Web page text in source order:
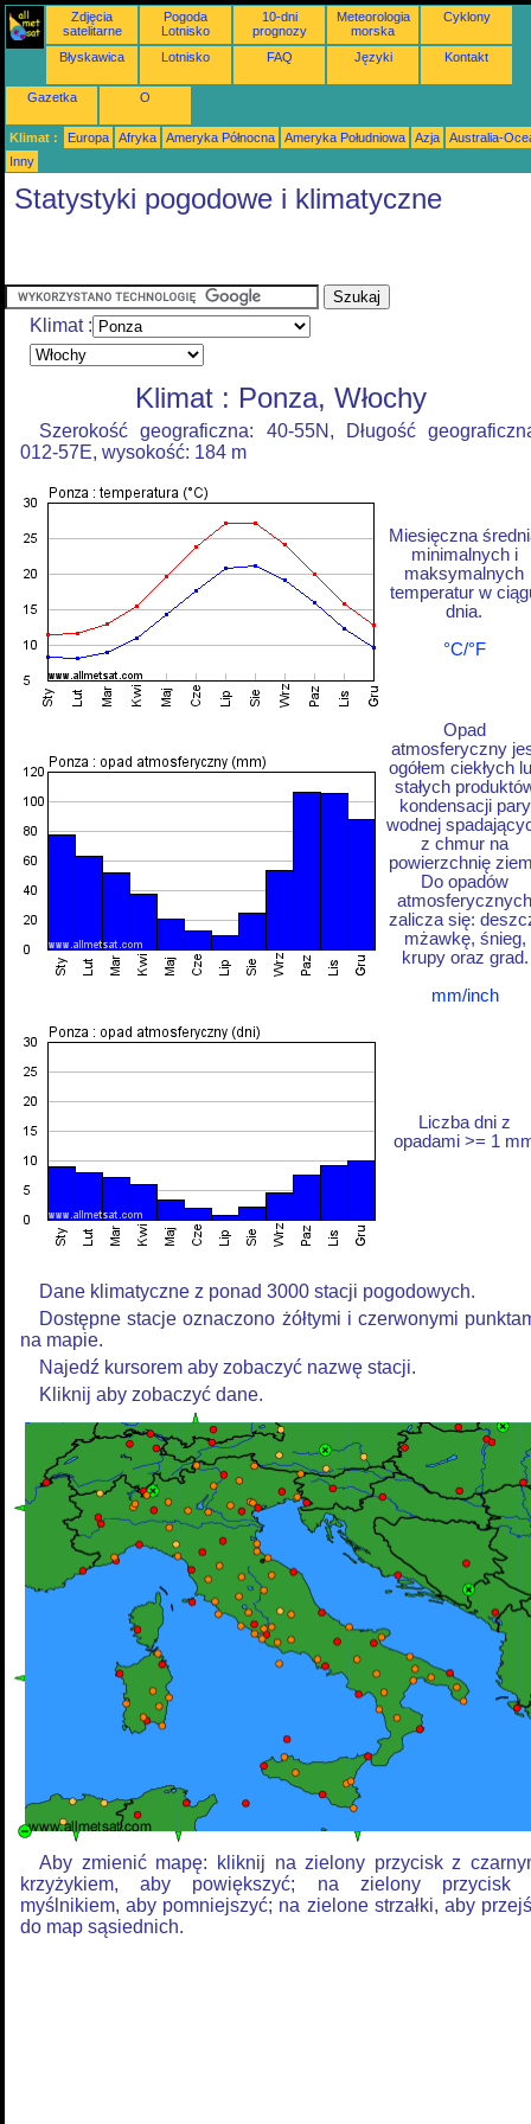
Zdjęcia
satelitarne
Pogoda
Lotnisko
10-dni
prognozy
Meteorologia
morska
Cyklony
Błyskawica Lotnisko FAQ Języki Kontakt
Gazetka O
Klimat : Europa Afryka Ameryka Północna Ameryka Południowa Azja
Australia-
Inny
Statystyki pogodowe i klimatyczne
Klimat :
Klimat : Ponza, Włochy
Szerokość geograficzna: 40-55N, Długość
012-57E, wysokość: 184 m
Miesięczna
minimalnych i
maksymalnych
temperatur w
dnia.
°C/°F
Opad
atmosferyczny
ogółem ciekłych
stałych
kondensacji pary
wodnej
z chmur na
powierzchnię
Do opadów
atmosferycznych
zalicza się:
mżawkę, śnieg,
krupy oraz grad.
mm/inch
Liczba dni z
opadami >= 1
Dane klimatyczne z ponad 3000 stacji pogodowych.
Dostępne stacje oznaczono żółtymi i czerwonymi
na mapie.
Najedź kursorem aby zobaczyć nazwę stacji.
Kliknij aby zobaczyć dane.
Aby zmienić mapę: kliknij na zielony przycisk z
krzyżykiem, aby powiększyć; na zielony przycisk
myślnikiem, aby pomniejszyć; na zielone strzałki, aby
do map sąsiednich.